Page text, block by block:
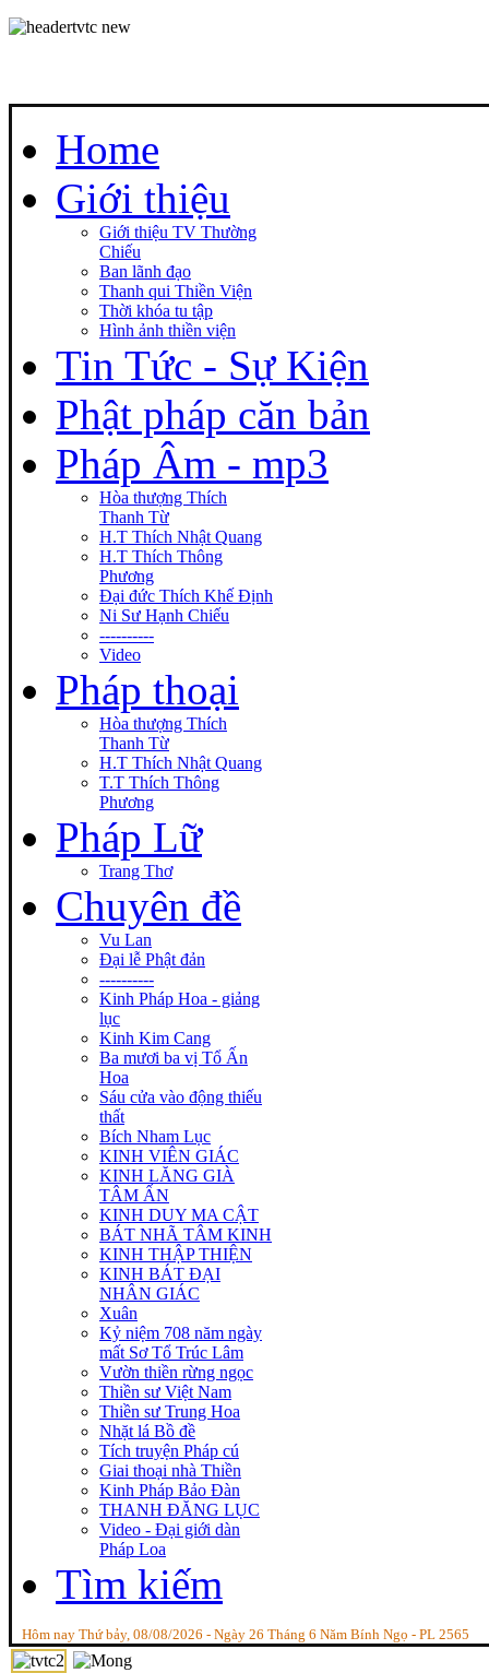
Home
Giới thiệu
Giới thiệu TV Thường
Chiếu
Ban lãnh đạo
Thanh qui Thiền Viện
Thời khóa tu tập
Hình ảnh thiền viện
Tin Tức - Sự Kiện
Phật pháp căn bản
Pháp Âm - mp3
Hòa thượng Thích
Thanh Từ
H.T Thích Nhật Quang
H.T Thích Thông
Phương
Đại đức Thích Khế Định
Ni Sư Hạnh Chiếu
----------
Video
Pháp thoại
Hòa thượng Thích
Thanh Từ
H.T Thích Nhật Quang
T.T Thích Thông
Phương
Pháp Lữ
Trang Thơ
Chuyên đề
Vu Lan
Đại lễ Phật đản
----------
Kinh Pháp Hoa - giảng
lục
Kinh Kim Cang
Ba mươi ba vị Tổ Ấn
Hoa
Sáu cửa vào động thiếu
thất
Bích Nham Lục
KINH VIÊN GIÁC
KINH LĂNG GIÀ
TÂM ẤN
KINH DUY MA CẬT
BÁT NHÃ TÂM KINH
KINH THẬP THIỆN
KINH BÁT ĐẠI
NHÂN GIÁC
Xuân
Kỷ niệm 708 năm ngày
mất Sơ Tổ Trúc Lâm
Vườn thiền rừng ngọc
Thiền sư Việt Nam
Thiền sư Trung Hoa
Nhặt lá Bồ đề
Tích truyện Pháp cú
Giai thoại nhà Thiền
Kinh Pháp Bảo Đàn
THANH ĐĂNG LỤC
Video - Đại giới dàn
Pháp Loa
Tìm kiếm
Hôm nay Thứ bảy, 08/08/2026 - Ngày 26 Tháng 6 Năm Bính Ngọ - PL 2565